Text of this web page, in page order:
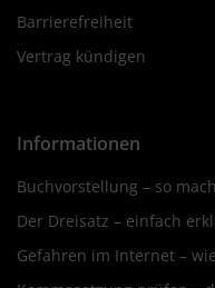
Barrierefreiheit
Vertrag kündigen
Informationen
Buchvorstellung – so
Der Dreisatz – einfach
Gefahren im Internet –